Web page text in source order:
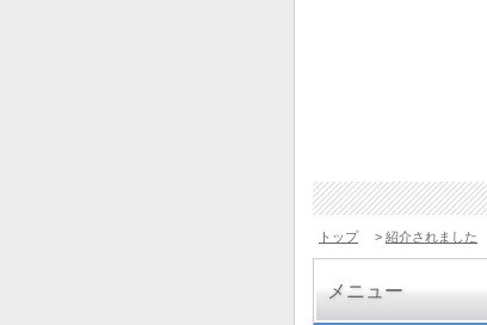
トップ > 紹介されました
メニュー